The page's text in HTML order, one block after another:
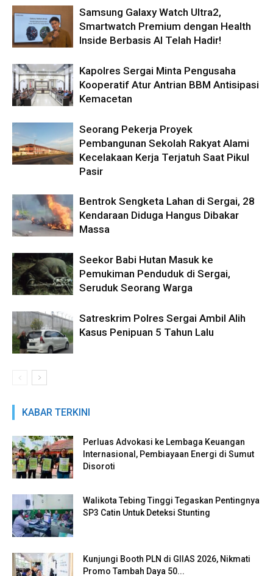
Samsung Galaxy Watch Ultra2,
Smartwatch Premium dengan Health
Inside Berbasis AI Telah Hadir!
Kapolres Sergai Minta Pengusaha
Kooperatif Atur Antrian BBM Antisipasi
Kemacetan
Seorang Pekerja Proyek
Pembangunan Sekolah Rakyat Alami
Kecelakaan Kerja Terjatuh Saat Pikul
Pasir
Bentrok Sengketa Lahan di Sergai, 28
Kendaraan Diduga Hangus Dibakar
Massa
Seekor Babi Hutan Masuk ke
Pemukiman Penduduk di Sergai,
Seruduk Seorang Warga
Satreskrim Polres Sergai Ambil Alih
Kasus Penipuan 5 Tahun Lalu
KABAR TERKINI
Perluas Advokasi ke Lembaga Keuangan
Internasional, Pembiayaan Energi di Sumut
Disoroti
Walikota Tebing Tinggi Tegaskan Pentingnya
SP3 Catin Untuk Deteksi Stunting
Kunjungi Booth PLN di GIIAS 2026, Nikmati
Promo Tambah Daya 50...